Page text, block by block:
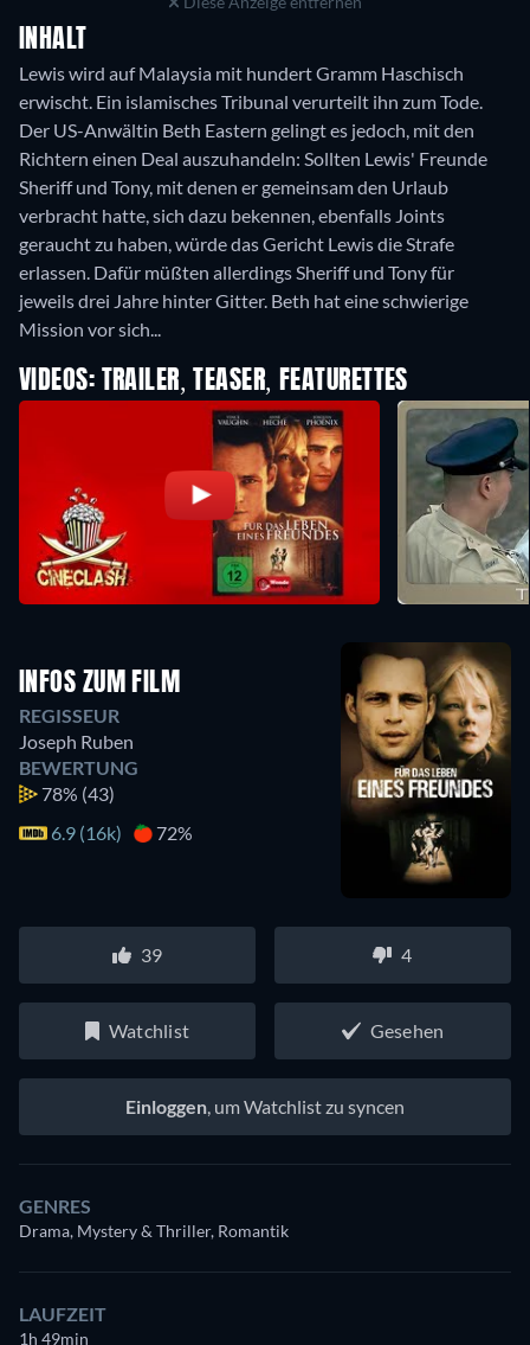
INHALT
Lewis wird auf Malaysia mit hundert Gramm Haschisch
erwischt. Ein islamisches Tribunal verurteilt ihn zum Tode.
Der US-Anwältin Beth Eastern gelingt es jedoch, mit den
Richtern einen Deal auszuhandeln: Sollten Lewis' Freunde
Sheriff und Tony, mit denen er gemeinsam den Urlaub
verbracht hatte, sich dazu bekennen, ebenfalls Joints
geraucht zu haben, würde das Gericht Lewis die Strafe
erlassen. Dafür müßten allerdings Sheriff und Tony für
jeweils drei Jahre hinter Gitter. Beth hat eine schwierige
Mission vor sich...
VIDEOS: TRAILER, TEASER, FEATURETTES
INFOS ZUM FILM
REGISSEUR
Joseph Ruben
BEWERTUNG
78% (43)
6.9 (16k)
72%
39 4
Watchlist Gesehen
Einloggen , um Watchlist zu syncen
GENRES
Drama, Mystery & Thriller, Romantik
LAUFZEIT
1h 49min